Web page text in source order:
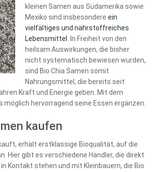
kleinen Samen aus Südamerika sowie
Mexiko sind insbesondere ein
vielfältiges und nährstoffreiches
Lebensmittel
. In Freiheit von den
heilsam Auswirkungen, die bisher
nicht systematisch bewiesen wurden,
sind Bio Chia Samen somit
Nahrungsmittel, die bereits seit
Kraft und Energie geben. Mit dem
möglich hervorragend seine Essen ergänzen.
kaufen
erhält erstklassige Bioqualität, auf die
Hier gibt es verschiedene Händler, die direkt
Kontakt stehen und mit Kleinbauern, die Bio